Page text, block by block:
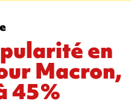
en
Macron,
45%